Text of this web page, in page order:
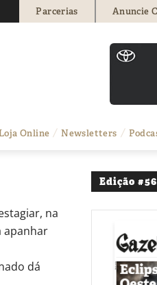
Parcerias Anuncie
Online Newsletters
na
apanhar
dá
Edição